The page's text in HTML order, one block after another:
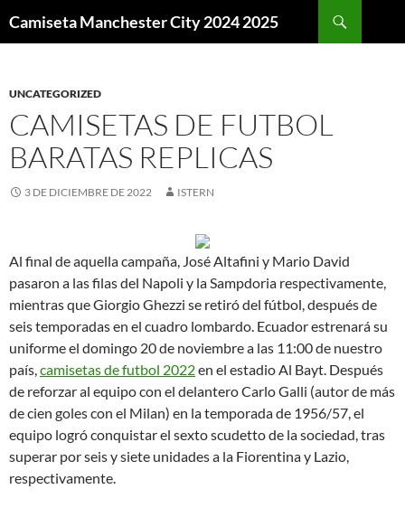
Camiseta Manchester City 2024 2025
UNCATEGORIZED
CAMISETAS DE FUTBOL
BARATAS REPLICAS
3 DE DICIEMBRE DE 2022 ISTERN
Al final de aquella campaña, José Altafini y Mario David
pasaron a las filas del Napoli y la Sampdoria respectivamente,
mientras que Giorgio Ghezzi se retiró del fútbol, después de
seis temporadas en el cuadro lombardo. Ecuador estrenará su
uniforme el domingo 20 de noviembre a las 11:00 de nuestro
país,camisetas de futbol 2022en el estadio Al Bayt. Después
de reforzar al equipo con el delantero Carlo Galli (autor de más
de cien goles con el Milan) en la temporada de 1956/57, el
equipo logró conquistar el sexto scudetto de la sociedad, tras
superar por seis y siete unidades a la Fiorentina y Lazio,
respectivamente.